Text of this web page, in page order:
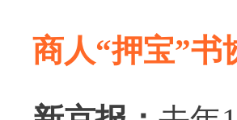
商人“押宝”书